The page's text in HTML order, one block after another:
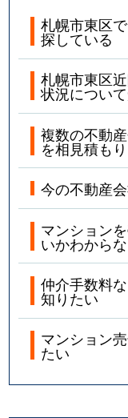
札幌市東区
探している
札幌市東区
状況につい
複数の不動
を相見積も
今の不動産
マンション
いかわから
仲介手数料
知りたい
マンション
たい